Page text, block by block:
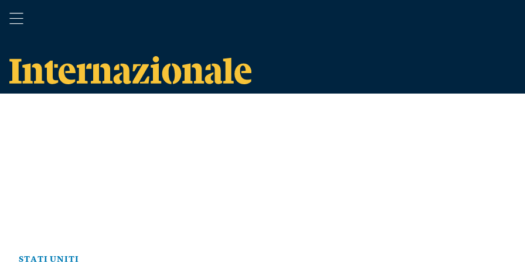
STATI UNITI